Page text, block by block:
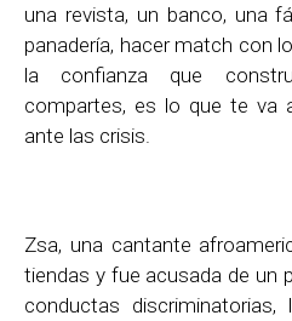
una revista, un banco, una
panadería, hacer match con
la confianza que
compartes, es lo que te va
ante las crisis.
Zsa, una cantante
tiendas y fue acusada de un
conductas